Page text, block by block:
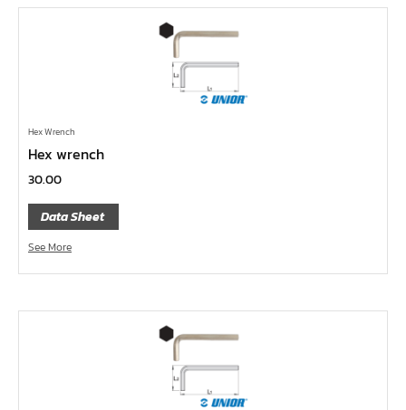
บ๊อกซ์เดือยโผล่ 12 แฉก, บ๊อกซ์เดือยโผล่ 12 เหลี่ยม
บ๊อกซ์เดือยโผล่ หกเหลี่ยม,บ๊อกซ์เดือยโผล่ หกเหลี่ยมหัว
บ๊อกซ์เดือยโผล่ แฉก
ประแจตะขอ
ประแจ L หัวบ๊อกซ์
ประแจ L 12 แฉก
Hex Wrench
Hex wrench
30.00
Data Sheet
See More